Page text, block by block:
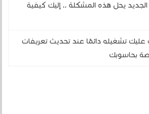
برنامج Thunderbird الجديد يحل هذه المشكلة .. إليك كيفية
عليك تشغيله دائمًا عند تحديث تعريفات
بحاسوبك